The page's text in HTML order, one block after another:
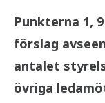
Punkterna 1,
förslag
antalet
övriga